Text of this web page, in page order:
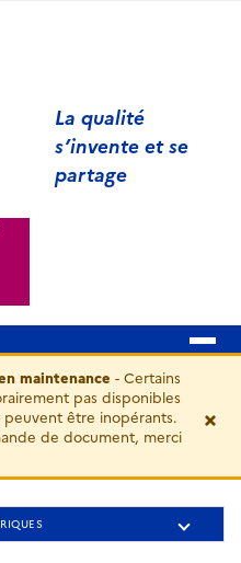
La qualité
s’invente et se
partage
maintenance - Certains
pas disponibles
être inopérants.
de document, merci
×